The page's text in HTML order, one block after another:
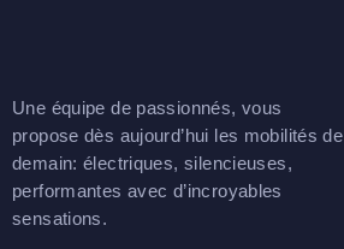
Une équipe de passionnés, vous
propose dès aujourd’hui les mobilités de
demain: électriques, silencieuses,
performantes avec d’incroyables
sensations.